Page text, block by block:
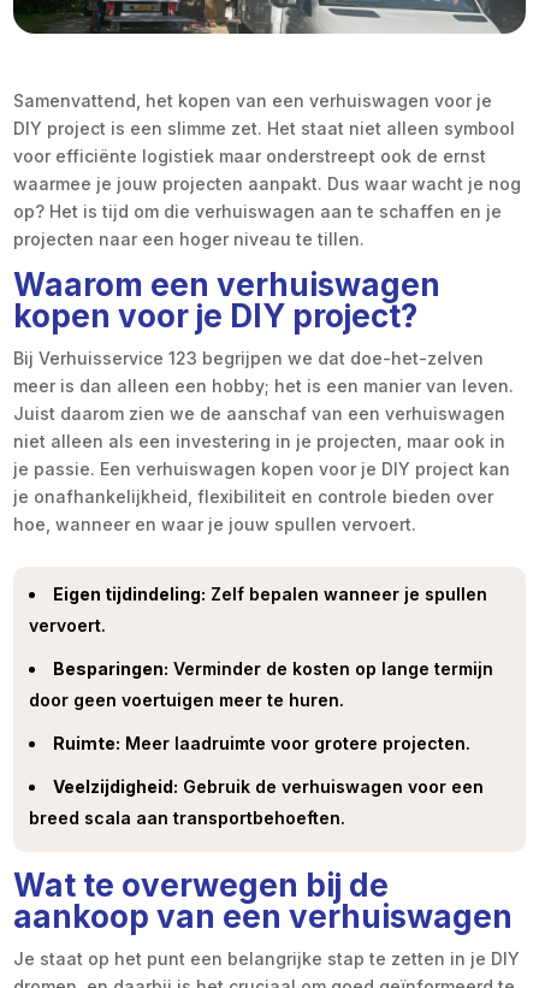
Samenvattend, het kopen van een verhuiswagen voor je
DIY project is een slimme zet. Het staat niet alleen symbool
voor efficiënte logistiek maar onderstreept ook de ernst
waarmee je jouw projecten aanpakt. Dus waar wacht je nog
op? Het is tijd om die verhuiswagen aan te schaffen en je
projecten naar een hoger niveau te tillen.
Waarom een verhuiswagen
kopen voor je DIY project?
Bij Verhuisservice 123 begrijpen we dat doe-het-zelven
meer is dan alleen een hobby; het is een manier van leven.
Juist daarom zien we de aanschaf van een verhuiswagen
niet alleen als een investering in je projecten, maar ook in
je passie. Een verhuiswagen kopen voor je DIY project kan
je onafhankelijkheid, flexibiliteit en controle bieden over
hoe, wanneer en waar je jouw spullen vervoert.
Eigen tijdindeling: Zelf bepalen wanneer je spullen
vervoert.
Besparingen: Verminder de kosten op lange termijn
door geen voertuigen meer te huren.
Ruimte: Meer laadruimte voor grotere projecten.
Veelzijdigheid: Gebruik de verhuiswagen voor een
breed scala aan transportbehoeften.
Wat te overwegen bij de
aankoop van een verhuiswagen
Je staat op het punt een belangrijke stap te zetten in je DIY